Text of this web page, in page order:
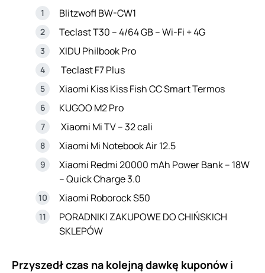
Blitzwofl BW-CW1
Teclast T30 – 4/64 GB – Wi-Fi + 4G
XIDU Philbook Pro
Teclast F7 Plus
Xiaomi Kiss Kiss Fish CC Smart Termos
KUGOO M2 Pro
Xiaomi Mi TV – 32 cali
Xiaomi Mi Notebook Air 12.5
Xiaomi Redmi 20000 mAh Power Bank – 18W
– Quick Charge 3.0
Xiaomi Roborock S50
PORADNIKI ZAKUPOWE DO CHIŃSKICH
SKLEPÓW
Przyszedł czas na kolejną dawkę kuponów i